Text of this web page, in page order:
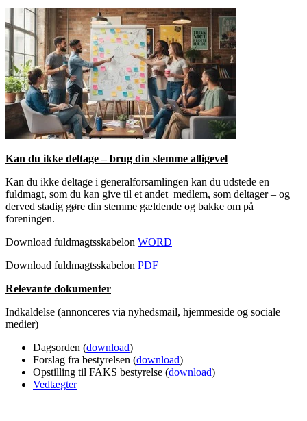
Kan du ikke deltage – brug din stemme alligevel
Kan du ikke deltage i generalforsamlingen kan du udstede en
fuldmagt, som du kan give til et andet medlem, som deltager – og
derved stadig gøre din stemme gældende og bakke om på
foreningen.
Download fuldmagtsskabelon WORD
Download fuldmagtsskabelon PDF
Relevante dokumenter
Indkaldelse (annonceres via nyhedsmail, hjemmeside og sociale
medier)
Dagsorden (download)
Forslag fra bestyrelsen (download)
Opstilling til FAKS bestyrelse (download)
Vedtægter